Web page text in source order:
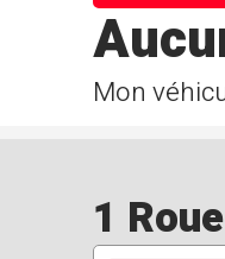
Mon
1